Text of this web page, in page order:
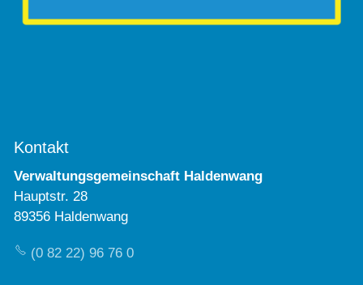
Kontakt
Verwaltungsgemeinschaft Haldenwang
Hauptstr. 28
89356 Haldenwang
(0 82 22) 96 76 0